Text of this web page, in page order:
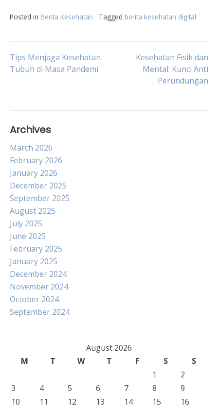
Posted in Berita Kesehatan Tagged berita kesehatan digital
Post
Tips Menjaga Kesehatan
Tubuh di Masa Pandemi
Kesehatan Fisik dan
Mental: Kunci Anti
Perundungan
Archives
March 2026
February 2026
January 2026
December 2025
September 2025
August 2025
July 2025
June 2025
February 2025
January 2025
December 2024
November 2024
October 2024
September 2024
August 2026
M
T W T F S
S
1
2
3
4 5 6 7 8
9
10
11 12 13 14 15 16